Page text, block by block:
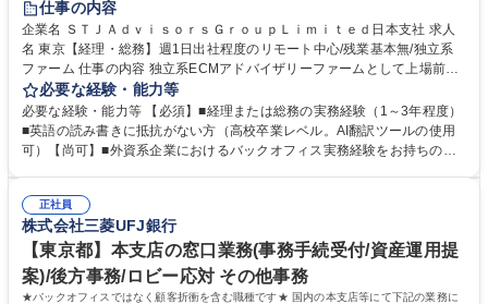
仕事の内容
企業名 ＳＴＪＡｄｖｉｓｏｒｓＧｒｏｕｐＬｉｍｉｔｅｄ日本支社 求人
名 東京【経理・総務】週1日出社程度のリモート中心/残業基本無/独立系
ファーム 仕事の内容 独立系ECMアドバイザリーファームとして上場前後
の資本市場戦略を設計する当社にて経理・総務をお任せします。基礎的な
バックオフィス業務からスタートし組織を支える専任担当として広く活躍
できる環境です。 ■日常経理、月次および年次決算サポート業務 ■本国
（グローバル）との英文メール対応（AI翻訳ツール等を使用しての対応で
業務をお任せします。残業も基本的には発生せず、ご自身のペースで業務
を進めやすく定着率の高い環境です。 募集職種 東京【経理・総務】週1日
出社程度のリモート中心/残業基本無/独立系ファーム
必要な経験・能力等
必要な経験・能力等 【必須】■経理または総務の実務経験（1～3年程度）
■英語の読み書きに抵抗がない方（高校卒業レベル。AI翻訳ツールの使用
可）【尚可】■外資系企業におけるバックオフィス実務経験をお持ちの方
【働き方について】現在は週4日程度の在宅勤務を実施しており、ワーク
ライフバランスを重視する方に最適な環境です（フルリモートも面接で相
談可）。【求める人物像】幅広いバックオフィス業務に柔軟に対応でき、
社内外と円滑にコミュニケーションを取りながら業務を推進できる方 学
歴・資格 学歴：大学院 大学 高専 短大 専修学校 高校 語学力： 資格：
正社員
株式会社三菱UFJ銀行
【東京都】本支店の窓口業務(事務手続受付/資産運用提
案)/後方事務/ロビー応対 その他事務
★バックオフィスではなく顧客折衝を含む職種です★ 国内の本支店等にて下記の業務に